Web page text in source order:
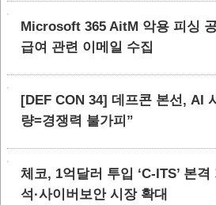
Microsoft 365 AitM 악용 피싱
급여 관련 이메일 수집
[DEF CON 34] 데프콘 본선, AI
량=경쟁력 불가피”
체코, 1억달러 투입 ‘C-ITS’ 본
석·사이버보안 시장 확대